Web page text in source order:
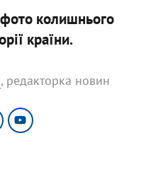
колишнього
країни.
, редакторка новин